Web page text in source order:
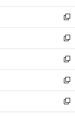
開
く
ウ
で
開
く
ン
ド
ウ
で
開
く
ウ
ィ
ン
ド
ウ
で
開
く
し
い
ウ
ィ
ン
ド
ウ
で
開
く
新
し
い
ウ
ィ
ン
ド
ウ
で
開
新
し
い
ウ
ィ
ン
ド
ウ
新
し
い
ウ
ィ
ン
新
し
い
ウ
新
し